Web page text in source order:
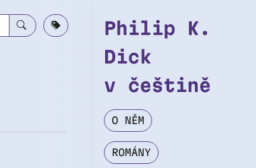
Philip K.
Dick
v češtině
O NĚM
ROMÁNY